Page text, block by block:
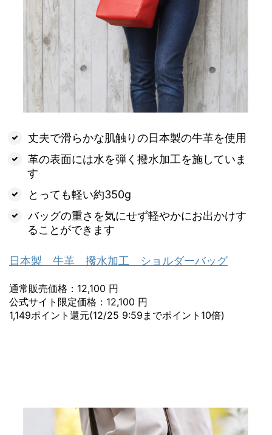
丈夫で滑らかな肌触りの日本製の牛革を使用
革の表面には水を弾く撥水加工を施していま
す
とっても軽い約350g
バッグの重さを気にせず軽やかにお出かけす
ることができます
日本製 牛革 撥水加工 ショルダーバッグ
通常販売価格：12,100 円
公式サイト限定価格：12,100 円
1,149ポイント還元(12/25 9:59までポイント10倍)